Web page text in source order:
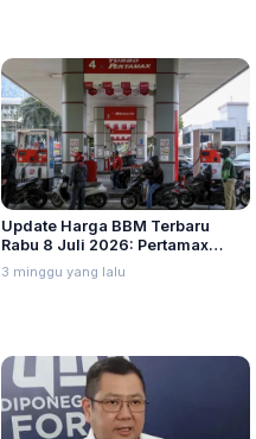
Update Harga BBM Terbaru
Rabu 8 Juli 2026: Pertamax
Turbo, Dexlite, dan Pertamina
Dex Turun
3 minggu yang lalu